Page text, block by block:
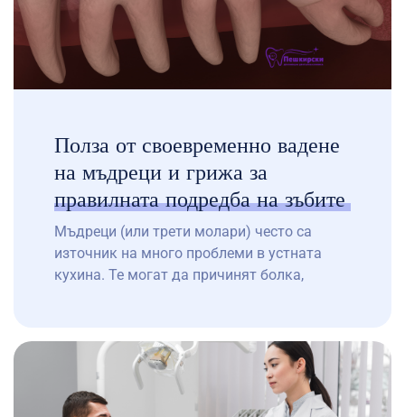
Полза от своевременно вадене
на мъдреци и грижа за
правилната подредба на зъбите
Мъдреци (или трети молари) често са
източник на много проблеми в устната
кухина. Те могат да причинят болка,
напълно. Важно е да се предприеме
своевременно вадене на мъдреци, ако те
създават проблеми или могат да доведат
до сериозни усложнения. В допълнение,